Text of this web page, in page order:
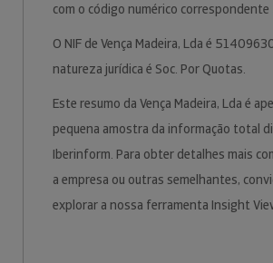
com o código numérico correspondente
O NIF de Vença Madeira, Lda é
natureza jurídica é Soc. Por Quotas.
Este resumo da Vença Madeira, Lda é
pequena amostra da informação total
Iberinform. Para obter detalhes mais
a empresa ou outras semelhantes,
explorar a nossa ferramenta Insight